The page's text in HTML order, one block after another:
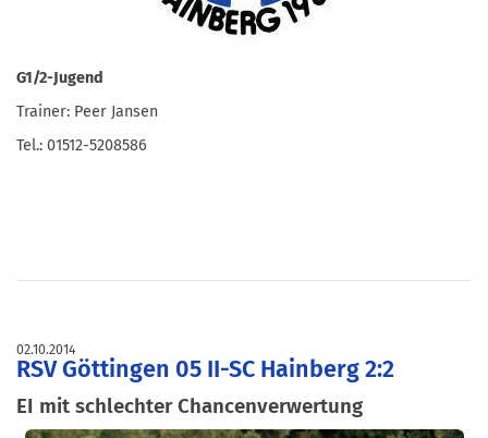
G1/2-Jugend
Trainer: Peer Jansen
Tel.: 01512-5208586
02.10.2014
RSV Göttingen 05 II-SC Hainberg 2:2
EI mit schlechter Chancenverwertung